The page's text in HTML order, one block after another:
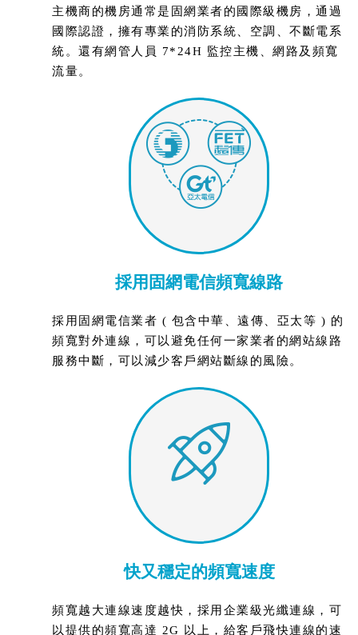
主機商的機房通常是固網業者的國際級機房，通過
國際認證，擁有專業的消防系統、空調、不斷電系
統。還有網管人員 7*24H 監控主機、網路及頻寬
流量。
採用固網電信頻寬線路
採用固網電信業者 ( 包含中華、遠傳、亞太等 ) 的
頻寬對外連線，可以避免任何一家業者的網站線路
服務中斷，可以減少客戶網站斷線的風險。
快又穩定的頻寬速度
頻寬越大連線速度越快，採用企業級光纖連線，可
以提供的頻寬高達 2G 以上，給客戶飛快連線的速